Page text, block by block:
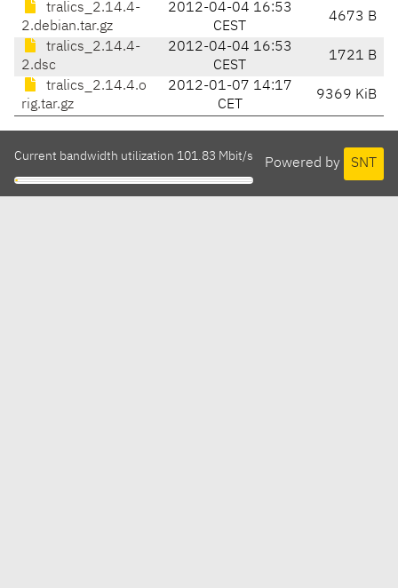
tralics_2.14.4-
2.debian.tar.gz
2012-04-04 16:53
CEST
4673 B
tralics_2.14.4-
2.dsc
2012-04-04 16:53
CEST
1721 B
tralics_2.14.4.o
rig.tar.gz
2012-01-07 14:17
CET
9369 KiB
Powered by SNT
Current bandwidth utilization 101.83 Mbit/s